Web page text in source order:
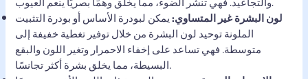
لون البشرة غير المتساوي:يمكن لبودرة الأساس أو بودرة التثبيت
الملونة توحيد لون البشرة من خلال توفير تغطية خفيفة إلى
متوسطة. فهي تساعد على إخفاء الاحمرار وتغير اللون والبقع
البسيطة، مما يخلق بشرة أكثر تجانسًا.